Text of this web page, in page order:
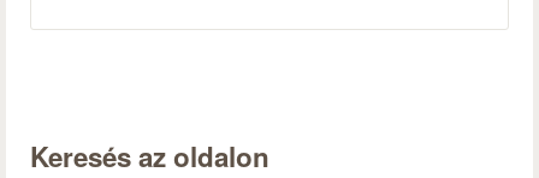
Keresés az oldalon